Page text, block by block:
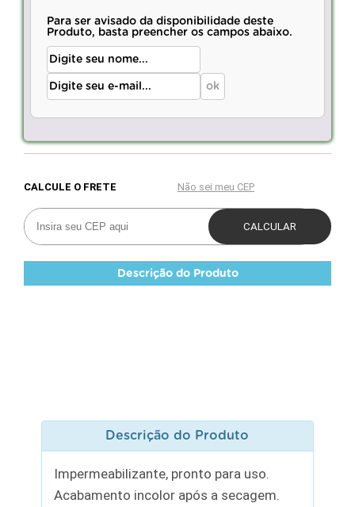
Para ser avisado da disponibilidade deste
Produto, basta preencher os campos abaixo.
Descrição do Produto
Descrição do Produto
Impermeabilizante, pronto para uso.
Acabamento incolor após a secagem.